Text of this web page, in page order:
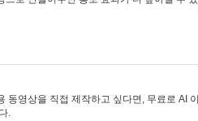
영상을 직접 제작하고 싶다면, 무료로 AI 이
.